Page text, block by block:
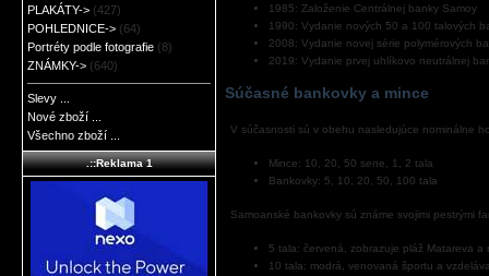
PLAKÁTY-> (427)
POHLEDNICE-> (64)
Portréty podle fotografie (8)
ZNÁMKY-> (640)
Slevy ...
Nové zboží ...
Všechno zboží ...
.::Reklama 1
1985: Založenie Centrálnej banky Samoy
1990: Vydanie nových 50 a 100 talových
2008: Vydanie novej série polymérových
2019: Vydanie prvej uhlíkovo neutrálnej
Súčasné bankovky a mince
V súčasnosti sú v obehu nasledujúce nominálne
Mince: 10, 20, 50 sene, 1, 2 tala
Bankovky: 5, 10, 20, 50, 100 tala
Samoanské bankovky sú známe svojimi pestrými
5 tala: červená, zobrazuje pláž Matareva
10 tala: modrá, venovaná športu a